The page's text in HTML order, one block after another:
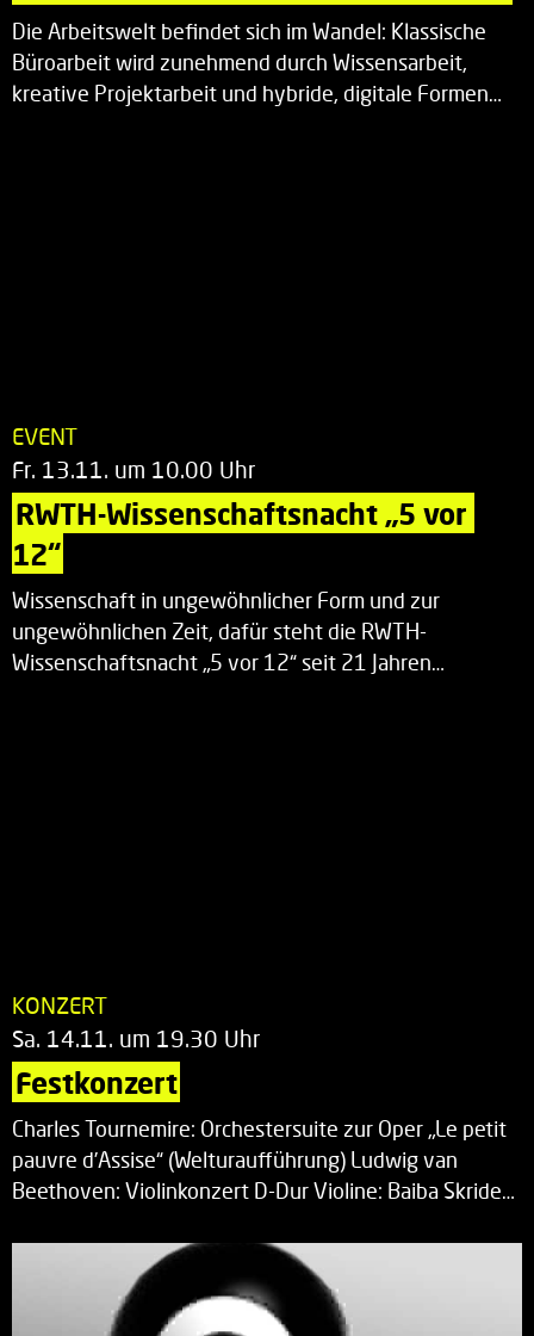
Die Arbeitswelt befindet sich im Wandel: Klassische
Büroarbeit wird zunehmend durch Wissensarbeit,
kreative Projektarbeit und hybride, digitale Formen…
EVENT
Fr. 13.11. um 10.00 Uhr
RWTH-Wissenschaftsnacht „5 vor
12“
Wissenschaft in ungewöhnlicher Form und zur
ungewöhnlichen Zeit, dafür steht die RWTH-
Wissenschaftsnacht „5 vor 12“ seit 21 Jahren…
KONZERT
Sa. 14.11. um 19.30 Uhr
Festkonzert
Charles Tournemire: Orchestersuite zur Oper „Le petit
pauvre d’Assise“ (Welturaufführung) Ludwig van
Beethoven: Violinkonzert D-Dur Violine: Baiba Skride…